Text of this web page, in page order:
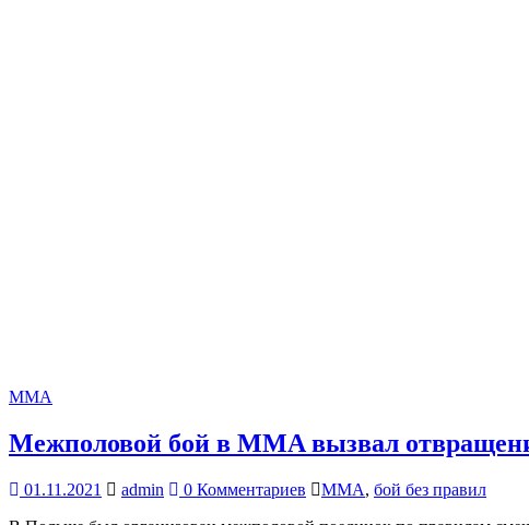
MMA
Межполовой бой в MMA вызвал
01.11.2021 admin 0 Комментариев MMА, бой без правил